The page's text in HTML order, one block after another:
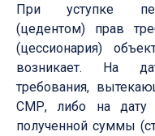
При уступке
(цедентом) прав
(цессионария)
возникает. На
требования,
СМР, либо на дату
полученной суммы